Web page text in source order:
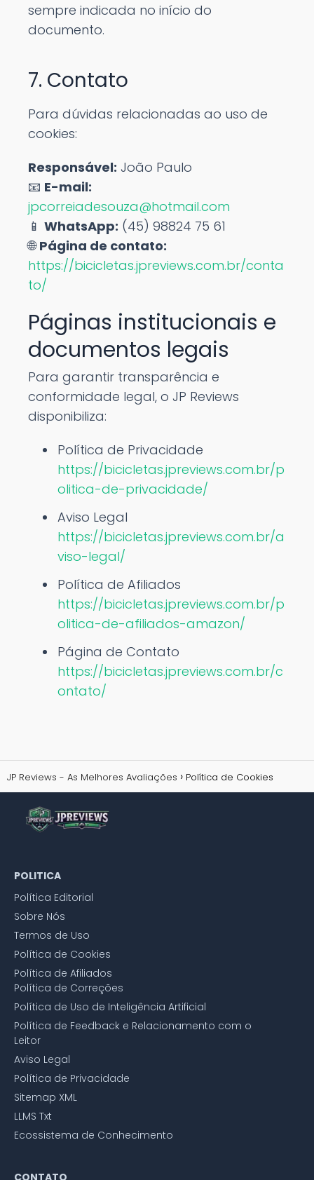
sempre indicada no início do
documento.
7. Contato
Para dúvidas relacionadas ao uso de
cookies:
Responsável: João Paulo
📧 E-mail:
jpcorreiadesouza@hotmail.com
📱 WhatsApp: (45) 98824 75 61
🌐Página de contato:
https://bicicletas.jpreviews.com.br/conta
to/
Páginas institucionais e
documentos legais
Para garantir transparência e
conformidade legal, o JP Reviews
disponibiliza:
Política de Privacidade
https://bicicletas.jpreviews.com.br/p
olitica-de-privacidade/
Aviso Legal
https://bicicletas.jpreviews.com.br/a
viso-legal/
Política de Afiliados
https://bicicletas.jpreviews.com.br/p
olitica-de-afiliados-amazon/
Página de Contato
https://bicicletas.jpreviews.com.br/c
ontato/
JP Reviews - As Melhores Avaliações Política de Cookies
POLITICA
Política Editorial
Sobre Nós
Termos de Uso
Política de Cookies
Política de Afiliados
Política de Correções
Política de Uso de Inteligência Artificial
Política de Feedback e Relacionamento com o
Leitor
Aviso Legal
Política de Privacidade
Sitemap XML
LLMS Txt
Ecossistema de Conhecimento
CONTATO